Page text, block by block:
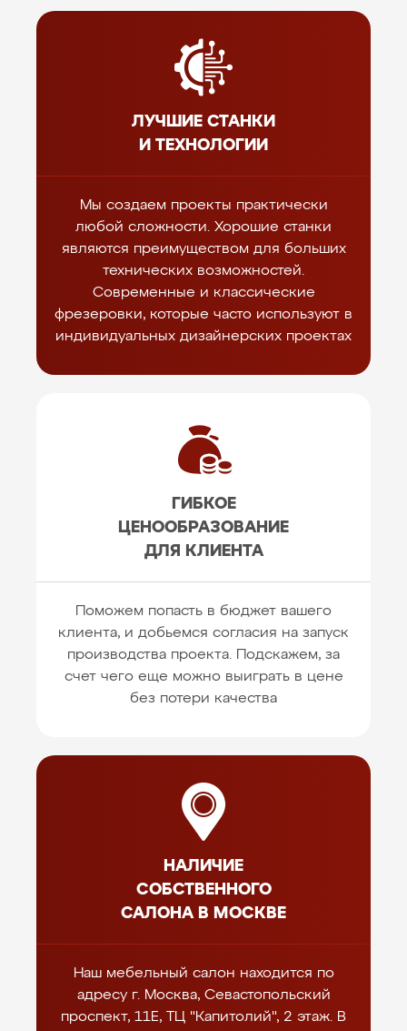
ЛУЧШИЕ СТАНКИ
И ТЕХНОЛОГИИ
Мы создаем проекты практически
любой сложности. Хорошие станки
являются преимуществом для больших
технических возможностей.
Современные и классические
фрезеровки, которые часто используют в
индивидуальных дизайнерских проектах
ГИБКОЕ
ЦЕНООБРАЗОВАНИЕ
ДЛЯ КЛИЕНТА
Поможем попасть в бюджет вашего
клиента, и добьемся согласия на запуск
производства проекта. Подскажем, за
счет чего еще можно выиграть в цене
без потери качества
НАЛИЧИЕ
СОБСТВЕННОГО
САЛОНА В МОСКВЕ
Наш мебельный салон находится по
адресу г. Москва, Севастопольский
проспект, 11Е, ТЦ "Капитолий", 2 этаж. В